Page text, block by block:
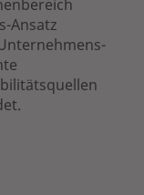
Ansatz